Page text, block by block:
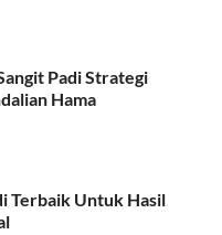
Padi Strategi
Hama
Terbaik Untuk Hasil